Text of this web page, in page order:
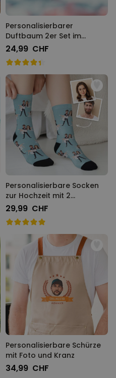
Personalisierbarer
Duftbaum 2er Set im
Polaroid-Look
24,99 CHF
Personalisierbare Socken
zur Hochzeit mit 2
Gesichtern
29,99 CHF
Personalisierbare Schürze
mit Foto und Kranz
34,99 CHF